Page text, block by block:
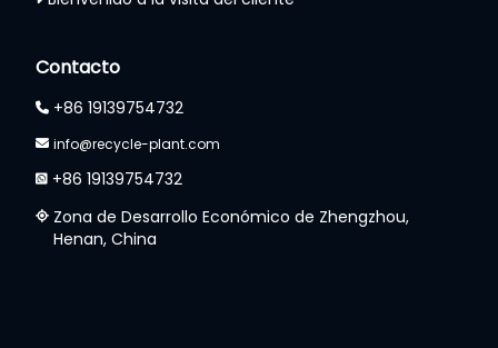
Contacto
+86 19139754732
info@recycle-plant.com
+86 19139754732
Zona de Desarrollo Económico de Zhengzhou,
Henan, China